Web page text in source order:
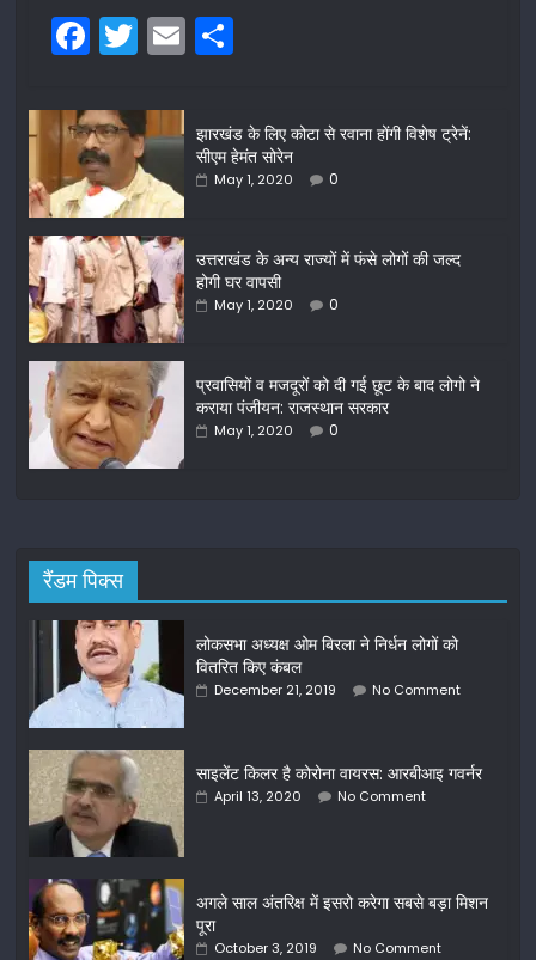
F
a
c
e
b
o
o
k
T
w
itt
er
E
m
ar
e
झारखंड के लिए कोटा से रवाना होंगी विशेष ट्रेनें:
सीएम हेमंत सोरेन
May 1, 2020 0
उत्तराखंड के अन्य राज्यों में फंसे लोगों की जल्द
होगी घर वापसी
May 1, 2020 0
प्रवासियों व मजदूरों को दी गई छूट के बाद लोगो ने
कराया पंजीयन: राजस्थान सरकार
May 1, 2020 0
रैंडम पिक्स
लोकसभा अध्‍यक्ष ओम बिरला ने निर्धन लोगों को
वितरित किए कंबल
December 21, 2019 No Comment
साइलेंट किलर है कोरोना वायरस: आरबीआइ गवर्नर
April 13, 2020 No Comment
अगले साल अंतरिक्ष में इसरो करेगा सबसे बड़ा मिशन
पूरा
October 3, 2019 No Comment